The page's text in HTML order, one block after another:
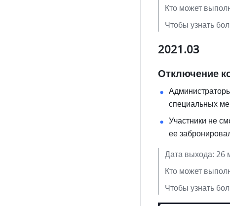
Кто может
Чтобы узнать
2021.03
Отключение
специальных
Участники не
ее
Дата выхода: 26
Кто может
Чтобы узнать